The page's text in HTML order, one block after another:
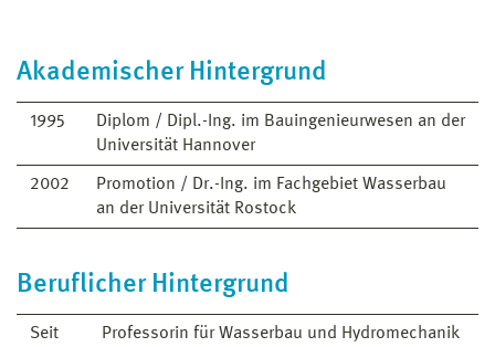
Akademischer Hintergrund
1995
Diplom / Dipl.-Ing. im Bauingenieurwesen an der
Universität Hannover
2002
Promotion / Dr.-Ing. im Fachgebiet Wasserbau
an der Universität Rostock
Beruflicher Hintergrund
Seit
Professorin für Wasserbau und Hydromechanik